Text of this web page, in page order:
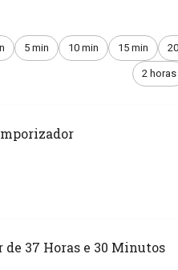
5 min 10 min 15 min
2 horas
37 Horas e 30 Minutos